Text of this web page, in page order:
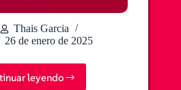
Thais Garcia
26 de enero de 2025
leyendo
Que